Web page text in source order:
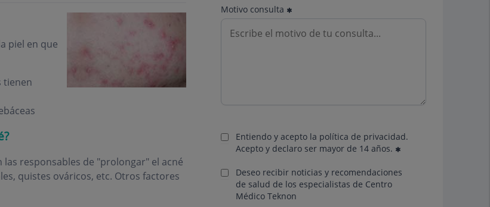
piel en que
tienen
responsables de "prolongar" el acné
quistes ováricos, etc. Otros factores
Motivo consulta
Entiendo y acepto la política de privacidad.
Acepto y declaro ser mayor de 14 años.
Deseo recibir noticias y recomendaciones
de salud de los especialistas de Centro
Médico Teknon